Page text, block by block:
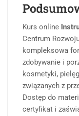
Kurs online
Centrum
kompleksowa
zdobywanie i
kosmetyki,
związanych z
Dostęp do
certyfikat i